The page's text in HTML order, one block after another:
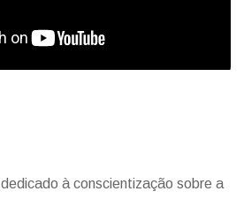
à conscientização sobre a